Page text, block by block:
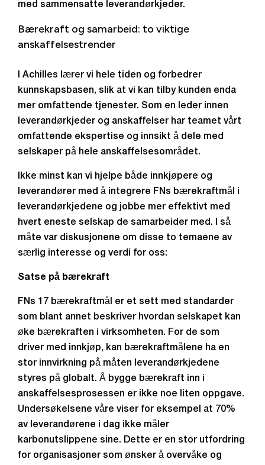
med sammensatte leverandørkjeder.
Bærekraft og samarbeid: to viktige
anskaffelsestrender
I Achilles lærer vi hele tiden og forbedrer
kunnskapsbasen, slik at vi kan tilby kunden enda
mer omfattende tjenester. Som en leder innen
leverandørkjeder og anskaffelser har teamet vårt
omfattende ekspertise og innsikt å dele med
selskaper på hele anskaffelsesområdet.
Ikke minst kan vi hjelpe både innkjøpere og
leverandører med å integrere FNs bærekraftmål i
leverandørkjedene og jobbe mer effektivt med
hvert eneste selskap de samarbeider med. I så
måte var diskusjonene om disse to temaene av
særlig interesse og verdi for oss:
Satse på bærekraft
FNs 17 bærekraftmål er et sett med standarder
som blant annet beskriver hvordan selskapet kan
øke bærekraften i virksomheten. For de som
driver med innkjøp, kan bærekraftmålene ha en
stor innvirkning på måten leverandørkjedene
styres på globalt. Å bygge bærekraft inn i
anskaffelsesprosessen er ikke noe liten oppgave.
Undersøkelsene våre viser for eksempel at 70%
av leverandørene i dag ikke måler
karbonutslippene sine. Dette er en stor utfordring
for organisasjoner som ønsker å overvåke og